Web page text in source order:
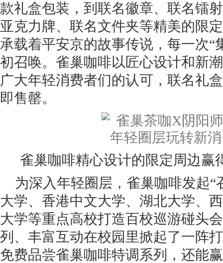
款礼盒包装，到联名徽章、联名镭
亚克力牌、联名文件夹等精美的限
承载着平安京的故事传说，每一次“
初召唤。雀巢咖啡以匠心设计和新
广大年轻消费者们的认可，联名礼
即售罄。
雀巢咖啡精心设计的限定周边赢
为深入年轻圈层，雀巢咖啡发起“
大学、香港中文大学、湖北大学、
大学等重点高校打造百校巡游碰头
列、丰富互动在校园里掀起了一阵
免费品尝雀巢咖啡特调系列，还能